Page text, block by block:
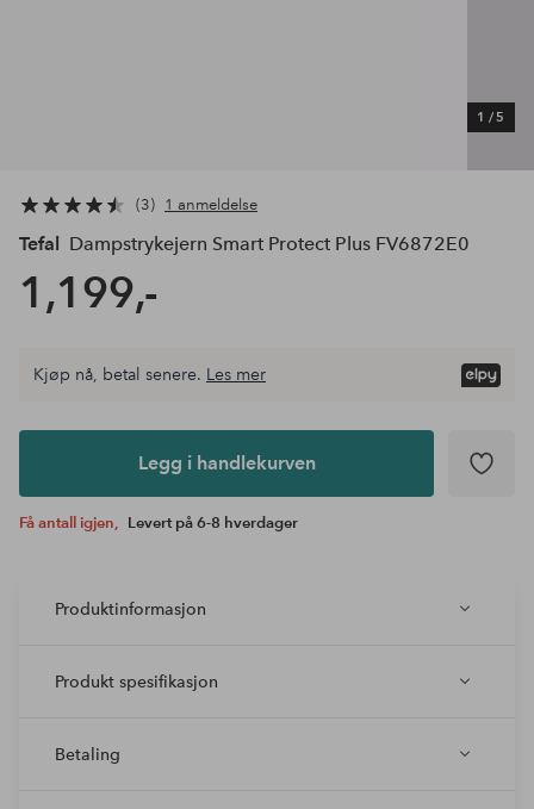
1 /5
3 1 anmeldelse
Tefal Dampstrykejern Smart Protect Plus FV6872E0
1,199,-
Legg i
Kjøp nå, betal senere. Les mer
Legg i handlekurven
Få antall igjen, Levert på 6-8 hverdager
Produktinformasjon
Produkt spesifikasjon
Betaling